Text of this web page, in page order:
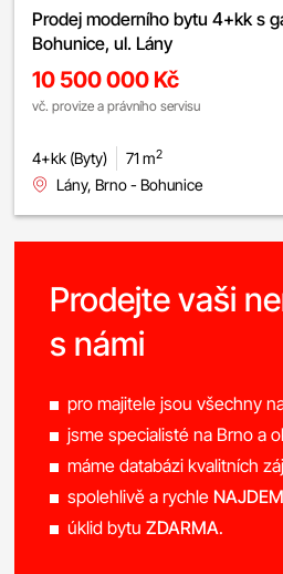
Prodej moderního bytu 4+kk s
Bohunice, ul. Lány
10 500 000 Kč
vč. provize a právního servisu
4+kk (Byty) 71 m2
Lány, Brno - Bohunice
Prodejte vaši
s námi
pro majitele jsou všechny
jsme specialisté na Brno a
máme databázi kvalitních
spolehlivě a rychle
úklid bytuZDARMA.